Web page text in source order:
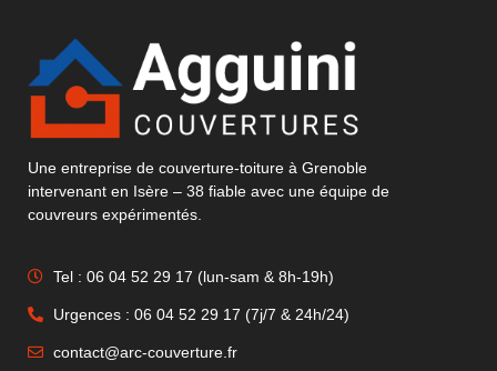
Une entreprise de couverture-toiture à Grenoble
intervenant en Isère – 38 fiable avec une équipe de
couvreurs expérimentés.
Tel : 06 04 52 29 17 (lun-sam & 8h-19h)
Urgences : 06 04 52 29 17 (7j/7 & 24h/24)
contact@arc-couverture.fr